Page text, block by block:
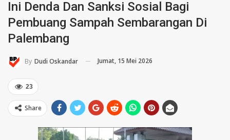
Ini Denda Dan Sanksi Sosial Bagi
Pembuang Sampah Sembarangan Di
Palembang
By Dudi Oskandar Jumat, 15 Mei 2026
23
Share